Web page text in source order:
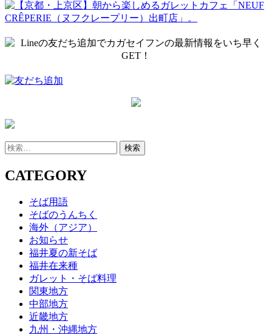
検
CATEGORY
そば用語
そばのうんちく
海外（アジア）
お知らせ
福井夏の新そば
福井在来種
ガレット・そば料理
関東地方
中部地方
近畿地方
九州・沖縄地方